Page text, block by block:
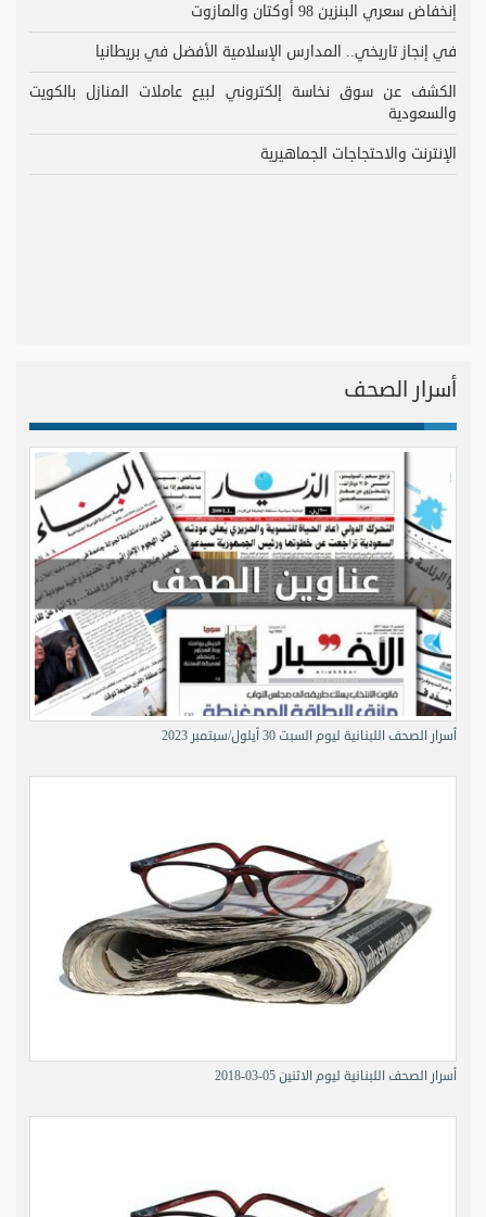
إنخفاض سعري البنزين 98 أوكتان والمازوت
في إنجاز تاريخي.. المدارس الإسلامية الأفضل في بريطانيا
الكشف عن سوق نخاسة إلكتروني لبيع عاملات المنازل بالكويت
والسعودية
الإنترنت والاحتجاجات الجماهيرية
أسرار الصحف
أسرار الصحف اللبنانية ليوم السبت 30 أيلول/سبتمبر 2023
أسرار الصحف اللبنانية ليوم الاثنين 05-03-2018